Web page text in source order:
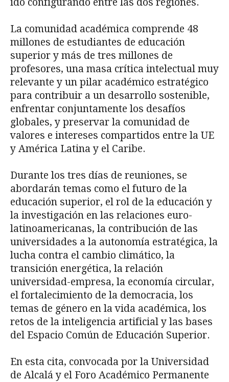
ido configurando entre las dos regiones.
La comunidad académica comprende 48
millones de estudiantes de educación
superior y más de tres millones de
profesores, una masa crítica intelectual muy
relevante y un pilar académico estratégico
para contribuir a un desarrollo sostenible,
enfrentar conjuntamente los desafíos
globales, y preservar la comunidad de
valores e intereses compartidos entre la UE
y América Latina y el Caribe.
Durante los tres días de reuniones, se
abordarán temas como el futuro de la
educación superior, el rol de la educación y
la investigación en las relaciones euro-
latinoamericanas, la contribución de las
universidades a la autonomía estratégica, la
lucha contra el cambio climático, la
transición energética, la relación
universidad-empresa, la economía circular,
el fortalecimiento de la democracia, los
temas de género en la vida académica, los
retos de la inteligencia artificial y las bases
del Espacio Común de Educación Superior.
En esta cita, convocada por la Universidad
de Alcalá y el Foro Académico Permanente